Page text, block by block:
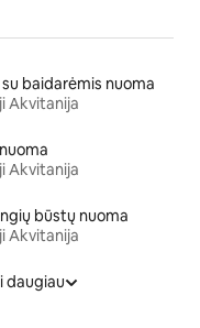
baidarėmis nuoma
Akvitanija
Akvitanija
būstų nuoma
Akvitanija
daugiau